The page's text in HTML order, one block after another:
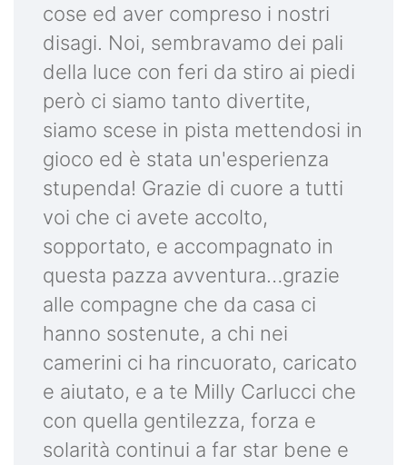
cose ed aver compreso i nostri
disagi. Noi, sembravamo dei pali
della luce con feri da stiro ai piedi
però ci siamo tanto divertite,
siamo scese in pista mettendosi in
gioco ed è stata un'esperienza
stupenda! Grazie di cuore a tutti
voi che ci avete accolto,
sopportato, e accompagnato in
questa pazza avventura…grazie
alle compagne che da casa ci
hanno sostenute, a chi nei
camerini ci ha rincuorato, caricato
e aiutato, e a te Milly Carlucci che
con quella gentilezza, forza e
solarità continui a far star bene e